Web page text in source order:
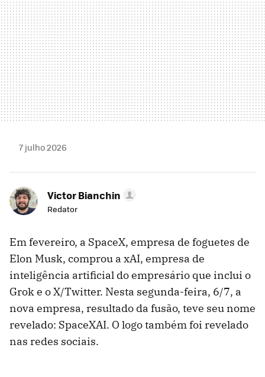
7 julho 2026
Victor Bianchin
Redator
Em fevereiro, a SpaceX, empresa de foguetes de
Elon Musk, comprou a xAI, empresa de
inteligência artificial do empresário que inclui o
Grok e o X/Twitter. Nesta segunda-feira, 6/7, a
nova empresa, resultado da fusão, teve seu nome
revelado: SpaceXAI. O logo também foi revelado
nas redes sociais.